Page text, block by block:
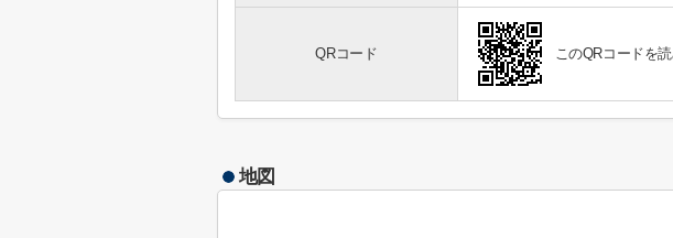
QRコード このQRコードを
地図